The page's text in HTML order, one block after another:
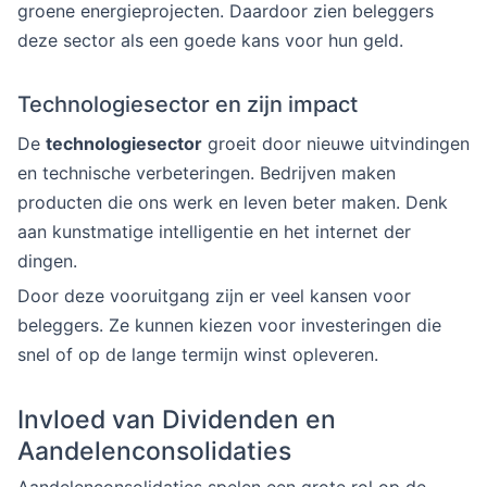
groene energieprojecten. Daardoor zien beleggers
deze sector als een goede kans voor hun geld.
Technologiesector en zijn impact
De technologiesector groeit door nieuwe uitvindingen
en technische verbeteringen. Bedrijven maken
producten die ons werk en leven beter maken. Denk
aan kunstmatige intelligentie en het internet der
dingen.
Door deze vooruitgang zijn er veel kansen voor
beleggers. Ze kunnen kiezen voor investeringen die
snel of op de lange termijn winst opleveren.
Invloed van Dividenden en
Aandelenconsolidaties